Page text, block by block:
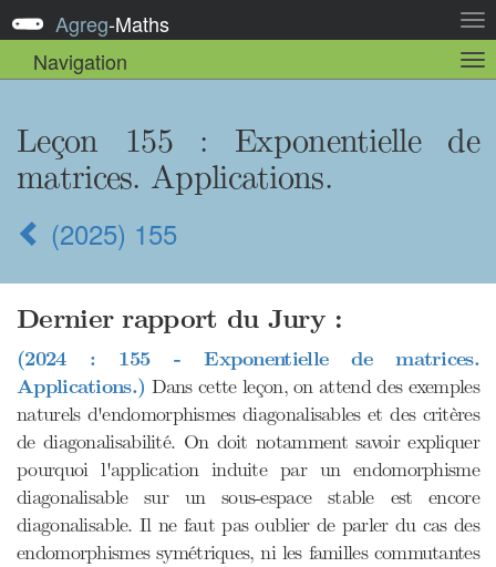
la
Agreg-Maths
Navigation
la
Leçon 155 : Exponentielle de
matrices. Applications.
(2025) 155
Dernier rapport du Jury :
(2024 : 155 - Exponentielle de matrices.
Applications.) Dans cette leçon, on attend des exemples
naturels d'endomorphismes diagonalisables et des critères
de diagonalisabilité. On doit notamment savoir expliquer
pourquoi l'application induite par un endomorphisme
diagonalisable sur un sous-espace stable est encore
diagonalisable. Il ne faut pas oublier de parler du cas des
endomorphismes symétriques, ni les familles commutantes